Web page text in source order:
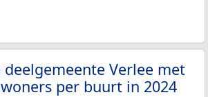
deelgemeente Verlee met
per buurt in 2024